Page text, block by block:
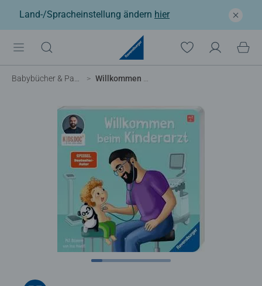
Land-/Spracheinstellung ändern hier
Babybücher & Pappbilderbücher Willkommen beim Kinderarzt